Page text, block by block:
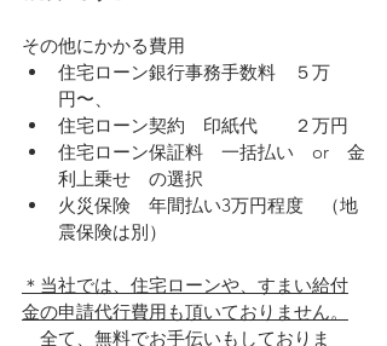
その他にかかる費用
住宅ローン銀行事務手数料　５万
円〜、
住宅ローン契約　印紙代　　２万円
住宅ローン保証料　一括払い　or　金
利上乗せ　の選択
火災保険　年間払い3万円程度　（地
震保険は別）
＊当社では、住宅ローンや、すまい給付
金の申請代行費用も頂いておりません。
全て、無料でお手伝いもしておりま